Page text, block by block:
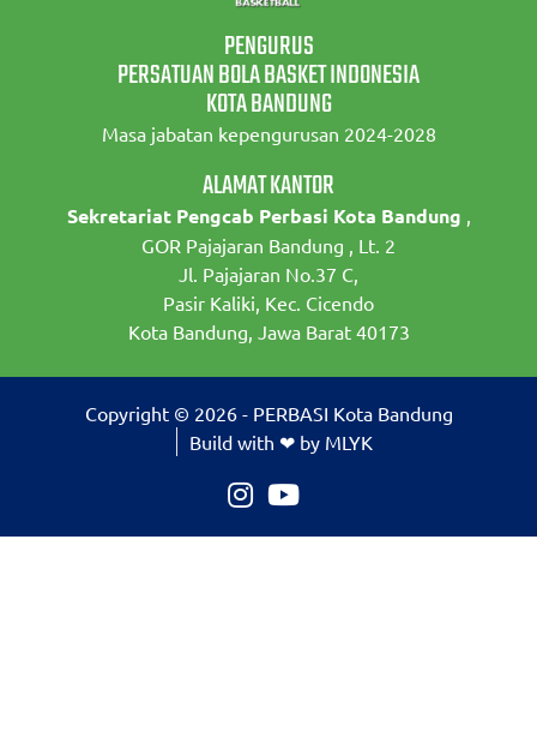
PENGURUS
PERSATUAN BOLA BASKET INDONESIA
KOTA BANDUNG
Masa jabatan kepengurusan 2024-2028
ALAMAT KANTOR
Sekretariat Pengcab Perbasi Kota Bandung ,
GOR Pajajaran Bandung , Lt. 2
Jl. Pajajaran No.37 C,
Pasir Kaliki, Kec. Cicendo
Kota Bandung, Jawa Barat 40173
Copyright © 2026 - PERBASI Kota Bandung
Build with ❤ by MLYK